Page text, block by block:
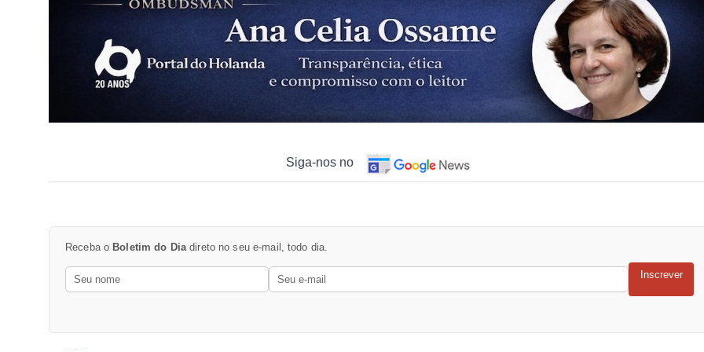
Siga-nos no
Receba o Boletim do Diadireto no seu e-mail, todo dia.
Inscrever